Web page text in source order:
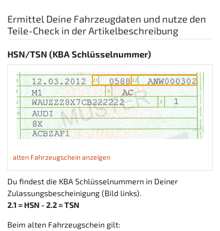
Ermittel Deine Fahrzeugdaten und nutze den
Teile-Check in der Artikelbeschreibung
HSN/TSN (KBA Schlüsselnummer)
alten Fahrzeugschein anzeigen
Du findest die KBA Schlüsselnummern in Deiner
Zulassungsbescheinigung (Bild links).
2.1 = HSN - 2.2 = TSN
Beim alten Fahrzeugschein gilt: